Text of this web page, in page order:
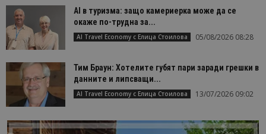
AI в туризма: защо камериерка може да се
окаже по-трудна за...
AI Travel Economy с Елица Стоилова 05/08/2026 08:28
Тим Браун: Хотелите губят пари заради грешки в
данните и липсващи...
AI Travel Economy с Елица Стоилова 13/07/2026 09:02